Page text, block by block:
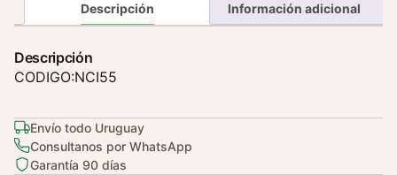
i
n
C
t
r
Descripción Información adicional
Descripción
CODIGO:NCI55
Envío todo Uruguay
Consultanos por WhatsApp
Garantía 90 días